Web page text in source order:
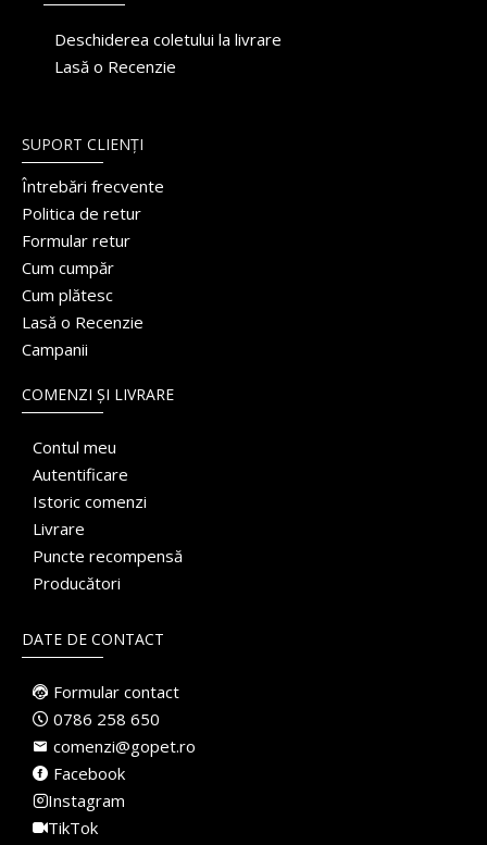
Deschiderea coletului la livrare
Lasă o Recenzie
SUPORT CLIENȚI
Întrebări frecvente
Politica de retur
Formular retur
Cum cumpăr
Cum plătesc
Lasă o Recenzie
Campanii
COMENZI ȘI LIVRARE
Contul meu
Autentificare
Istoric comenzi
Livrare
Puncte recompensă
Producători
DATE DE CONTACT
Formular contact
0786 258 650
comenzi@gopet.ro
Facebook
Instagram
TikTok